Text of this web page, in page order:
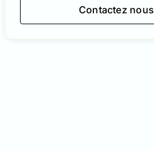
Contactez nous